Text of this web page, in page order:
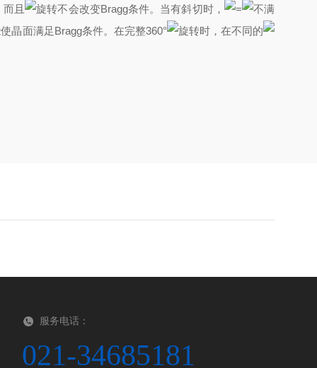
而且 旋转不会改变Bragg条件。当有斜切时， =
不满
晶面满足Bragg条件。在完整360°
旋转时，在不同的
服务电话：
021-34685181